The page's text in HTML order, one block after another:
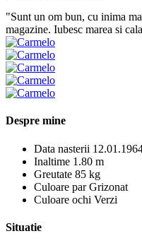
"Sunt un om bun, cu inima
magazine. Iubesc marea si
Despre mine
Data nasterii
Inaltime 1.80 m
Greutate 85 kg
Culoare par Grizonat
Culoare ochi Verzi
Situatie